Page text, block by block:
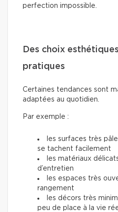
perfection impossible.
Des choix
pratiques
Certaines tendances sont
adaptées au quotidien.
Par exemple :
les surfaces très
se tachent facilement
les matériaux
d’entretien
les espaces très
rangement
les décors très
peu de place à la vie